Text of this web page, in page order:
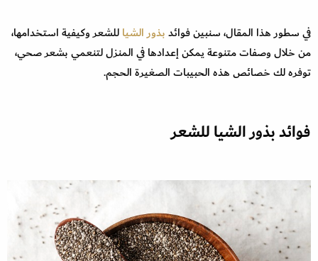
في سطور هذا المقال، سنبين فوائدبذور الشياللشعر وكيفية استخدامها،
من خلال وصفات متنوعة يمكن إعدادها في المنزل لتنعمي بشعر صحي،
توفره لك خصائص هذه الحبيبات الصغيرة الحجم.
فوائد بذور الشيا للشعر